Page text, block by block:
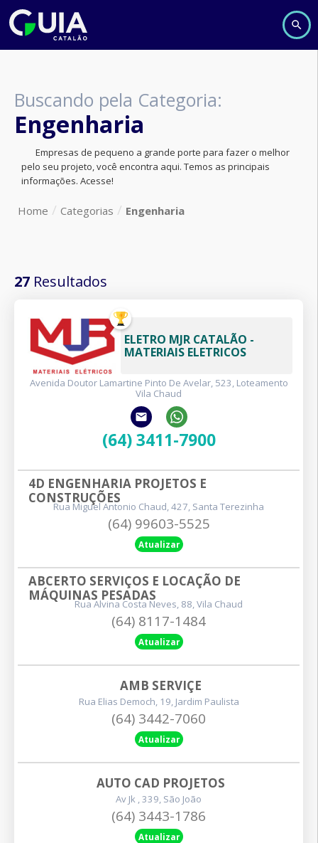
Buscando pela Categoria:
Engenharia
Empresas de pequeno a grande porte para fazer o melhor
pelo seu projeto, você encontra aqui. Temos as principais
informações. Acesse!
Home Categorias Engenharia
27 Resultados
ELETRO MJR CATALÃO -
MATERIAIS ELETRICOS
Avenida Doutor Lamartine Pinto De Avelar, 523, Loteamento
Vila Chaud
(64) 3411-7900
4D ENGENHARIA PROJETOS E
CONSTRUÇÕES
Rua Miguel Antonio Chaud, 427, Santa Terezinha
(64) 99603-5525
Atualizar
ABCERTO SERVIÇOS E LOCAÇÃO DE
MÁQUINAS PESADAS
Rua Alvina Costa Neves, 88, Vila Chaud
(64) 8117-1484
Atualizar
AMB SERVIÇE
Rua Elias Democh, 19, Jardim Paulista
(64) 3442-7060
Atualizar
AUTO CAD PROJETOS
Av Jk , 339, São João
(64) 3443-1786
Atualizar